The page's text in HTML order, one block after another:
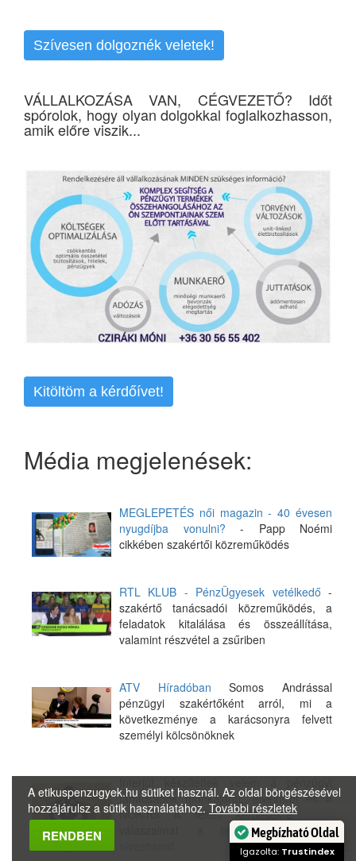
Szívesen dolgoznék veletek!
VÁLLALKOZÁSA VAN, CÉGVEZETŐ? Időt
spórolok, hogy olyan dolgokkal foglalkozhasson,
amik előre viszik...
Kitöltöm a kérdőívet!
Média megjelenések:
MEGLEPETÉS női magazin - 40 évesen
nyugdíjba vonulni? - Papp Noémi
cikkében szakértői közreműködés
RTL KLUB - PénzÜgyesek vetélkedő -
szakértő tanácsadói közreműködés, a
feladatok kitalálása és összeállítása,
valamint részvétel a zsűriben
ATV Híradóban Somos Andrással
pénzügyi szakértőként arról, mi a
következménye a karácsonyra felvett
személyi kölcsönöknek
tanácsadók munkájáról, elveimről és a
NOK-ról A feltett kérdésekre adott
bdpst24.hu oldalán
A etikuspenzugyek.hu sütiket használ. Az oldal böngészésével
hozzájárulsz a sütik használatához. További részletek
RENDBEN
Megbízható Oldal